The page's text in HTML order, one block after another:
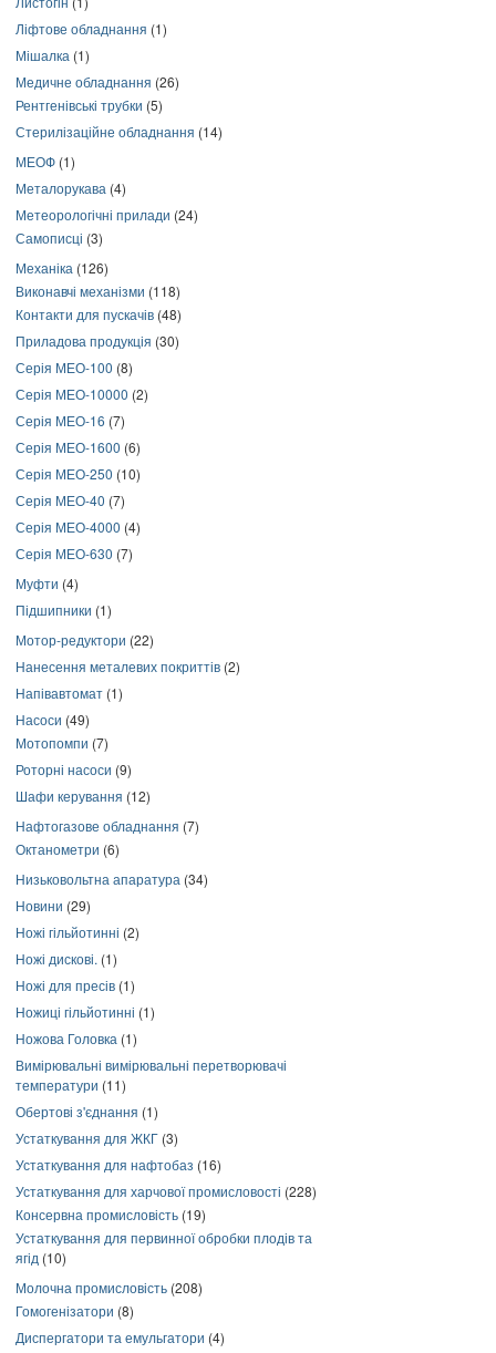
Ліфтове обладнання (1)
Мішалка (1)
Медичне обладнання (26)
Рентгенівські трубки (5)
Стерилізаційне обладнання (14)
МЕОФ (1)
Металорукава (4)
Метеорологічні прилади (24)
Самописці (3)
Механіка (126)
Виконавчі механізми (118)
Контакти для пускачів (48)
Приладова продукція (30)
Серія МЕО-100 (8)
Серія МЕО-10000 (2)
Серія МЕО-16 (7)
Серія МЕО-1600 (6)
Серія МЕО-250 (10)
Серія МЕО-40 (7)
Серія МЕО-4000 (4)
Серія МЕО-630 (7)
Муфти (4)
Підшипники (1)
Мотор-редуктори (22)
Нанесення металевих покриттів (2)
Напівавтомат (1)
Насоси (49)
Мотопомпи (7)
Роторні насоси (9)
Шафи керування (12)
Нафтогазове обладнання (7)
Октанометри (6)
Низьковольтна апаратура (34)
Новини (29)
Ножі гільйотинні (2)
Ножі дискові. (1)
Ножі для пресів (1)
Ножиці гільйотинні (1)
Ножова Головка (1)
Вимірювальні вимірювальні перетворювачі
температури (11)
Обертові з'єднання (1)
Устаткування для ЖКГ (3)
Устаткування для нафтобаз (16)
Устаткування для харчової промисловості (228)
Консервна промисловість (19)
Устаткування для первинної обробки плодів та
ягід (10)
Молочна промисловість (208)
Гомогенізатори (8)
Диспергатори та емульгатори (4)